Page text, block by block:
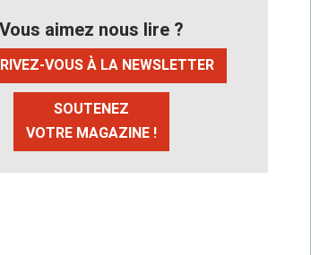
Vous aimez nous lire ?
VOUS À LA NEWSLETTER
SOUTENEZ
VOTRE MAGAZINE !